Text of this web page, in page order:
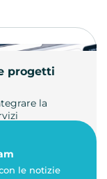
progetti
la
le notizie